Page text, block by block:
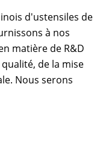
d'ustensiles de
à nos
matière de R&D
de la mise
Nous serons